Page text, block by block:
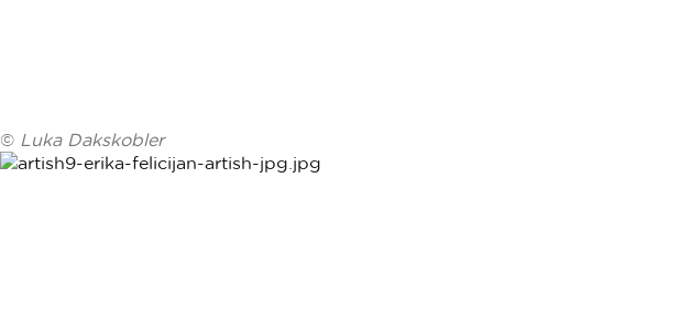
© Luka Dakskobler